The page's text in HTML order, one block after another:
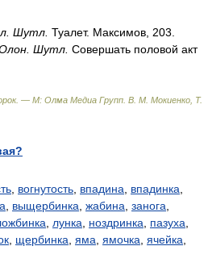
Шутл. Туалет. Максимов, 203.
Шутл. Совершать половой акт
— М: Олма Медиа Групп В. М. Мокиенко, Т.
вогнутость впадина впадинка
выщербинка жабина занога
лунка ноздринка пазуха
щербинка яма ямочка ячейка